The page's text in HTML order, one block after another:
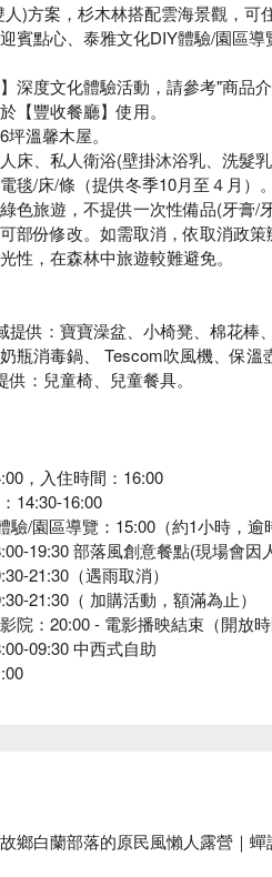
人)方案，杉木林搭配雲海景觀，可
賓點心、泰雅文化DIY體驗/園區
深度文化體驗活動，請參考"商品
【豐收餐廳】使用。
溫馨木屋。
床、私人衛浴(壁掛沐浴乳、洗髮
毯/床/條（提供冬季10月至４月）。
色旅遊，不提供一次性備品(牙膏/
部份修改。如需取消，依取消政策
性，在森林中旅遊較難避免。
提供：寶寶澡盆、小椅凳、棉花棒
瓶消毒鍋、 Tescom吹風機、保溫
：兒童椅、兒童餐具。
，入住時間：16:00
14:30-16:00
驗/園區導覽：15:00（約1小時，逾
19:30 部落風創意餐點(現場會
21:30（遇雨取消）
21:30（ 加購活動，額滿為止）
院：20:00 - 電影播映結束（開放
09:30 中西式自助
鄉白蘭部落的原民風懶人露營｜蟬